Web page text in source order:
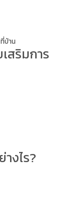
บ้าน
สริมการ
งไร?